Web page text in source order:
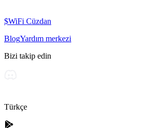
$WiFi Cüzdan
BlogYardım merkezi
Bizi takip edin
Türkçe